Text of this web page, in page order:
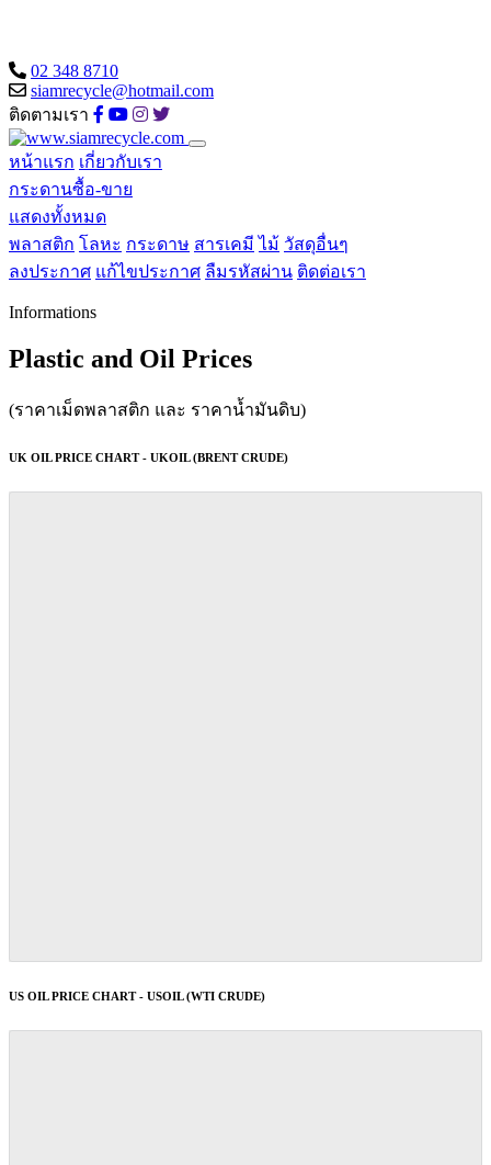
02 348 8710
siamrecycle@hotmail.com
ติดตามเรา
หน้าแรก เกี่ยวกับเรา
กระดานซื้อ-ขาย
แสดงทั้งหมด
พลาสติก โลหะ กระดาษ สารเคมี ไม้ วัสดุอื่นๆ
ลงประกาศ แก้ไขประกาศ ลืมรหัสผ่าน ติดต่อเรา
Informations
Plastic and Oil Prices
(ราคาเม็ดพลาสติก และ ราคาน้ำมันดิบ)
UK OIL PRICE CHART - UKOIL (BRENT CRUDE)
US OIL PRICE CHART - USOIL (WTI CRUDE)